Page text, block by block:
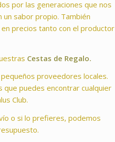
por las generaciones que nos
sabor propio. También
precios tanto con el productor
Cestas de Regalo.
proveedores locales.
que puedes encontrar cualquier
Club.
o si lo prefieres, podemos